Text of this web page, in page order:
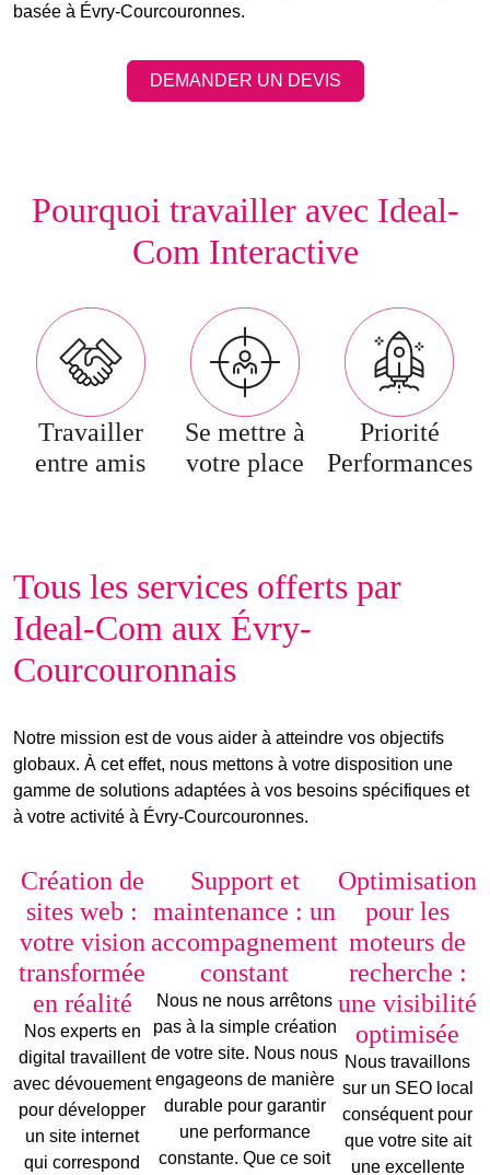
basée à Évry-Courcouronnes.
DEMANDER UN DEVIS
Pourquoi travailler avec Ideal-
Com Interactive
Travailler
entre amis
Se mettre à
votre place
Priorité
Performances
Tous les services offerts par
Ideal-Com aux Évry-
Courcouronnais
Notre mission est de vous aider à atteindre vos objectifs
globaux. À cet effet, nous mettons à votre disposition une
gamme de solutions adaptées à vos besoins spécifiques et
à votre activité à Évry-Courcouronnes.
Création de
sites web :
votre vision
transformée
en réalité
Nos experts en
digital travaillent
avec dévouement
pour développer
un site internet
qui correspond
Support et
maintenance : un
accompagnement
constant
Nous ne nous arrêtons
pas à la simple création
de votre site. Nous nous
engageons de manière
durable pour garantir
une performance
constante. Que ce soit
Optimisation
pour les
moteurs de
recherche :
une visibilité
optimisée
Nous travaillons
sur un SEO local
conséquent pour
que votre site ait
une excellente